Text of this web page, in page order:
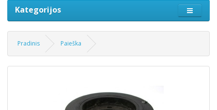
Kategorijos
Pradinis Paieška